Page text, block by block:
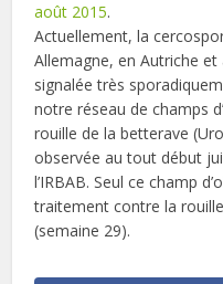
août 2015.
Actuellement, la
Allemagne, en Autriche et
signalée très
notre réseau de champs
rouille de la betterave
observée au tout début
l’IRBAB. Seul ce champ
traitement contre la
(semaine 29).